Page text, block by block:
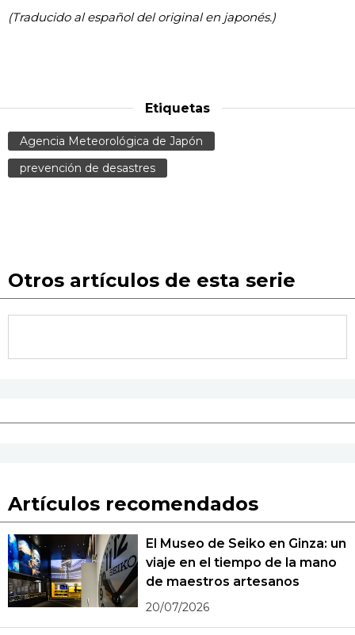
(Traducido al español del original en japonés.)
Etiquetas
Agencia Meteorológica de Japón
prevención de desastres
Otros artículos de esta serie
Artículos recomendados
El Museo de Seiko en Ginza: un
viaje en el tiempo de la mano
de maestros artesanos
20/07/2026